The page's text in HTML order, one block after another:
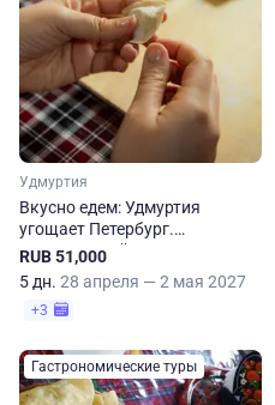
Удмуртия
Вкусно едем: Удмуртия
угощает Петербург.
Пятидневный тур
RUB 51,000
5 дн. 28 апреля — 2 мая 2027
+3
Гастрономические туры